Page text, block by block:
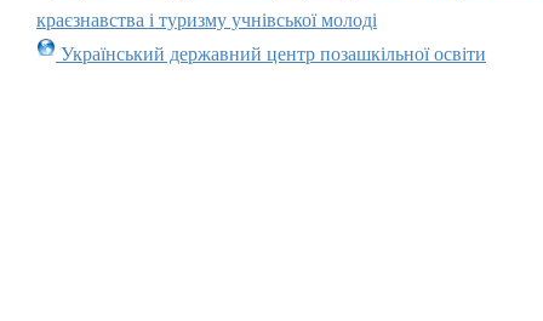
краєзнавства і туризму учнівської молоді
Український державний центр позашкільної освіти